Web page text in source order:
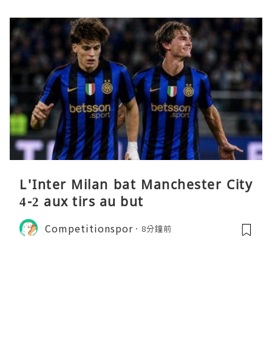
L'Inter Milan bat Manchester City
4-2 aux tirs au but
Competitionspor 8分鐘前